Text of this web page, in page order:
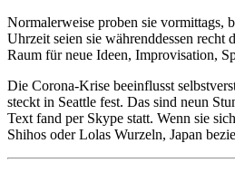
Normalerweise proben sie vormittags,
Uhrzeit seien sie währenddessen
Raum für neue Ideen, Improvisation,
Die Corona-Krise beeinflusst
steckt in Seattle fest. Das sind neun
Text fand per Skype statt. Wenn sie
Shihos oder Lolas Wurzeln, Japan